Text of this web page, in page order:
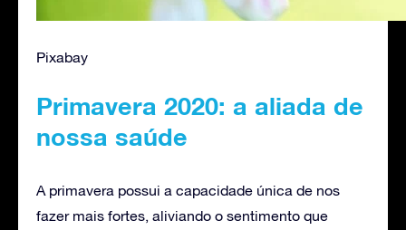
Pixabay
Primavera 2020: a aliada de
nossa saúde
A primavera possui a capacidade única de nos
fazer mais fortes, aliviando o sentimento que